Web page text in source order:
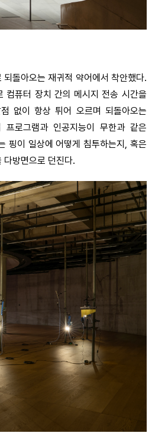
돌아오는 재귀적 약어에서 착안했다.
컴퓨터 장치 간의 메시지 전송 시간을
없이 항상 튀어 오르며 되돌아오는
로그램과 인공지능이 무한과 같은
핑이 일상에 어떻게 침투하는지, 혹은
다방면으로 던진다.